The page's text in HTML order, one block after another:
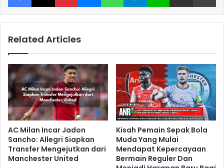
Related Articles
AC Milan Incar Jadon
Sancho: Allegri Siapkan
Transfer Mengejutkan dari
Manchester United
Kisah Pemain Sepak Bola
Muda Yang Mulai
Mendapat Kepercayaan
Bermain Reguler Dan